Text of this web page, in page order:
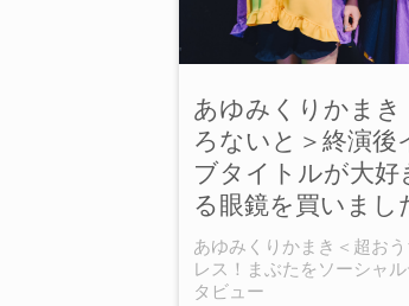
あゆみくりかま
ろないと＞終演後
ブタイトルが大
る眼鏡を買いまし
あゆみくりかまき＜超お
レス！まぶたをソーシャ
タビュー